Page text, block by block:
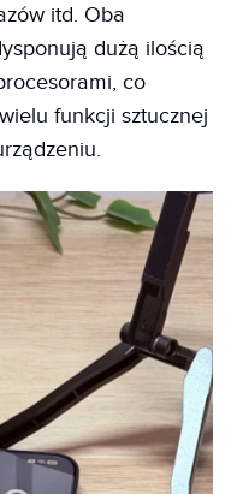
itd. Oba
dużą ilością
co
funkcji sztucznej